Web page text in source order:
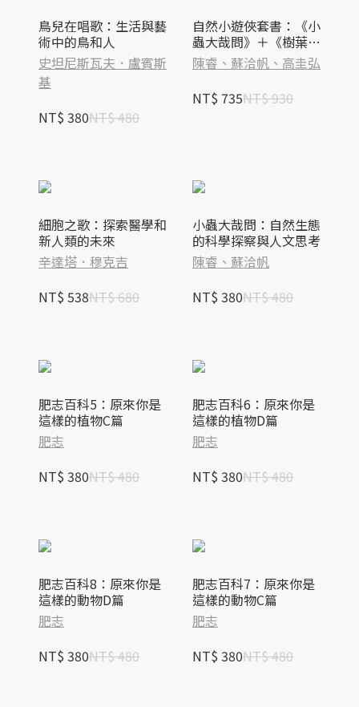
鳥兒在唱歌：生活與藝
術中的鳥和人
史坦尼斯瓦夫．盧賓斯
基
NT$ 380NT$ 480
自然小遊俠套書：《小
蟲大哉問》＋《樹葉物
語》
陳睿、蘇洽帆、高圭弘
NT$ 735NT$ 930
細胞之歌：探索醫學和
新人類的未來
辛達塔．穆克吉
NT$ 538NT$ 680
小蟲大哉問：自然生態
的科學探察與人文思考
陳睿、蘇洽帆
NT$ 380NT$ 480
肥志百科5：原來你是
這樣的植物C篇
肥志
NT$ 380NT$ 480
肥志百科6：原來你是
這樣的植物D篇
肥志
NT$ 380NT$ 480
肥志百科8：原來你是
這樣的動物D篇
肥志
NT$ 380NT$ 480
肥志百科7：原來你是
這樣的動物C篇
肥志
NT$ 380NT$ 480